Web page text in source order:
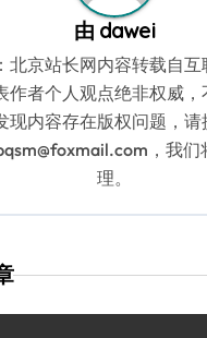
由 dawei
北京站长网内容转载自
作者个人观点绝非权威，
现内容存在版权问题，
，我们
理。